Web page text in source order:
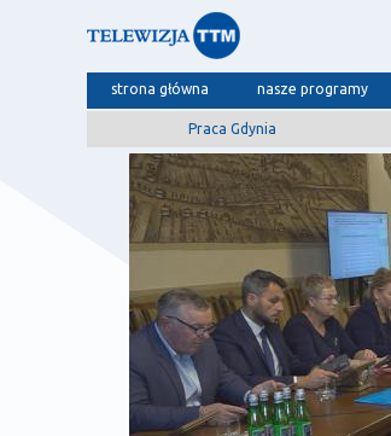
strona główna nasze programy
Praca Gdynia